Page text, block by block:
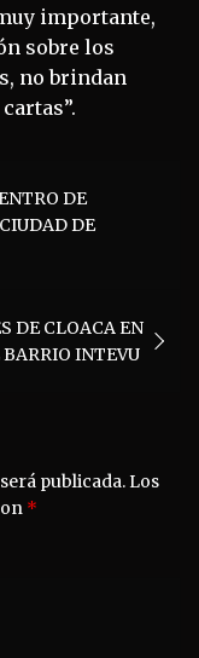
importante,
sobre los
no brindan
DE
DE
DE CLOACA EN
BARRIO INTEVU
publicada.Los
*